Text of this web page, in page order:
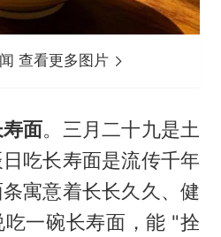
查看更多图片
面。三月二十九是土
吃长寿面是流传千年
寓意着长长久久、健
一碗长寿面，能 "拴